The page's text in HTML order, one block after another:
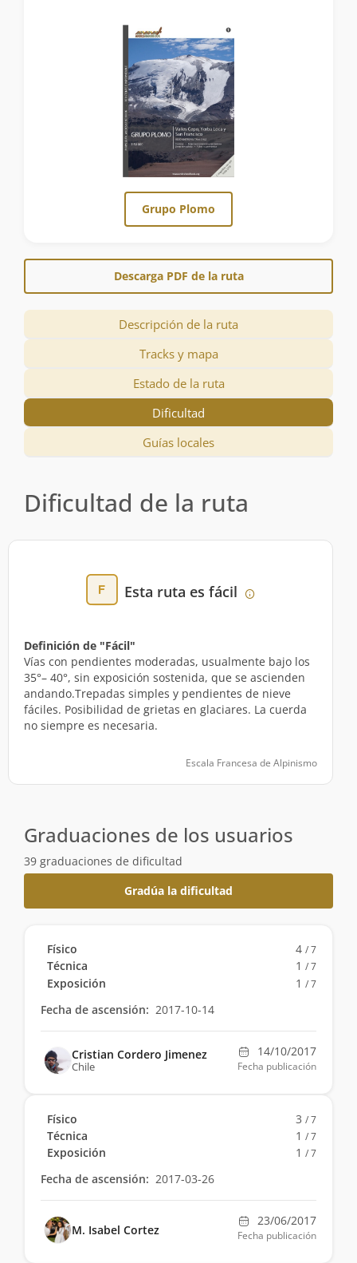
Grupo Plomo
Descarga PDF de la ruta
Descripción de la ruta
Tracks y mapa
Estado de la ruta
Dificultad
Guías locales
Dificultad de la ruta
Esta ruta es fácil
Definición de "Fácil"
Vías con pendientes moderadas, usualmente bajo los
35°– 40°, sin exposición sostenida, que se ascienden
andando.Trepadas simples y pendientes de nieve
fáciles. Posibilidad de grietas en glaciares. La cuerda
no siempre es necesaria.
Escala Francesa de Alpinismo
Graduaciones de los usuarios
39 graduaciones de dificultad
Gradúa la dificultad
Físico 4 / 7
Técnica 1 / 7
Exposición 1 / 7
Fecha de ascensión: 2017-10-14
Cristian Cordero Jimenez
Chile
14/10/2017
Fecha publicación
Físico 3 / 7
Técnica 1 / 7
Exposición 1 / 7
Fecha de ascensión: 2017-03-26
M. Isabel Cortez
23/06/2017
Fecha publicación